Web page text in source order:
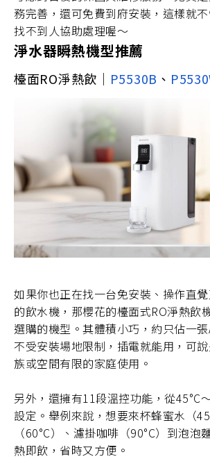
務完善，還可免費到府安裝，這樣就
找不到人協助處理喔～
淨水器瞬熱機型推薦
檯面RO淨熱飲｜ P5530B 、
如果你也正在找一台免安裝、操作直
的飲水機，那櫻花的檯面式RO淨熱飲
選購的機型。其體積小巧，約只佔一
不受安裝場地限制，插電就能用，可
族或空間有限的家庭使用。
另外，還擁有11段溫控功能，從45°C
設定。舉例來說，想要來杯蜂蜜水（
（60°C）、濾掛咖啡（90°C）到泡泡
熱即飲，省時又方便。